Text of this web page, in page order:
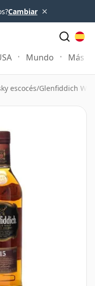
Cambiar ×
Mundo Más
escocés/Glenfiddich